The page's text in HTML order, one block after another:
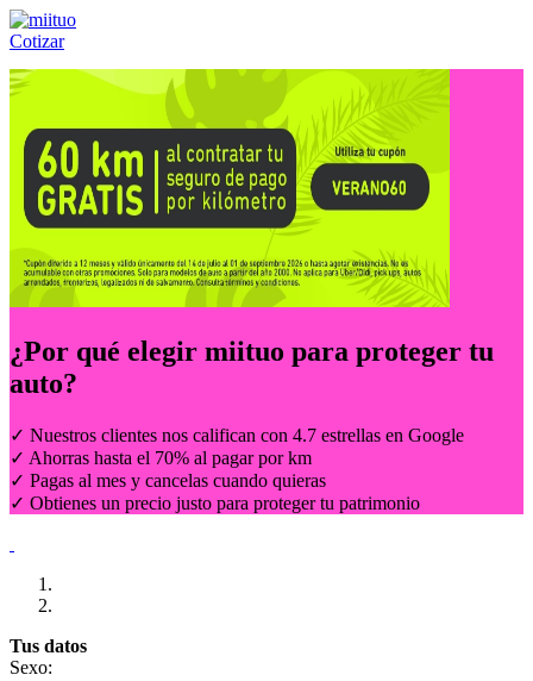
Cotizar
Llámanos al:(55) 84-21-05-00 ó
¿Por qué elegir miituo para proteger tu
auto?
✓ Nuestros clientes nos califican con 4.7 estrellas en Google
✓ Ahorras hasta el 70% al pagar por km
✓ Pagas al mes y cancelas cuando quieras
✓ Obtienes un precio justo para proteger tu patrimonio
Tus datos
Sexo: